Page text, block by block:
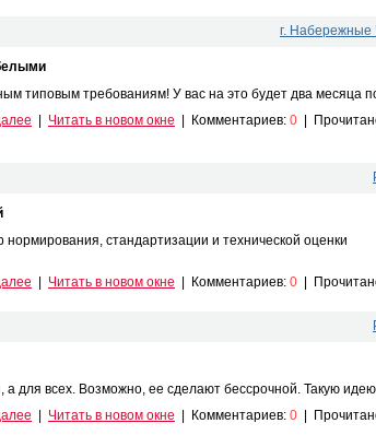
г. Набережные
типовым требованиям! У вас на это будет два месяца
Читать в новом окне Комментариев: 0
стандартизации и технической оценки
Читать в новом окне Комментариев: 0
для всех. Возможно, ее сделают бессрочной. Такую
Читать в новом окне Комментариев: 0